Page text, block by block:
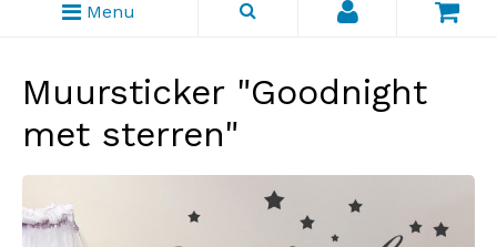
Menu
Muursticker "Goodnight
met sterren"